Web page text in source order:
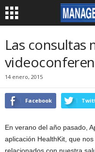
Las consultas
14 enero, 2015
Facebook
En verano del año pasado,
aplicación HealthKit, que